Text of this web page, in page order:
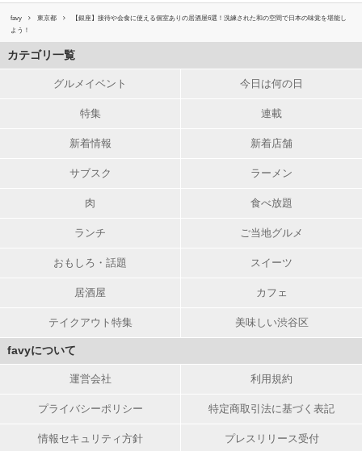
favy 東京都
【銀座】接待や会食に使える個室ありの居酒屋6選！洗練された和の空間で日本の味覚を堪能し
よう！
カテゴリ一覧
グルメイベント 今日は何の日
特集 連載
新着情報 新着店舗
サブスク ラーメン
肉 食べ放題
ランチ ご当地グルメ
おもしろ・話題 スイーツ
居酒屋 カフェ
テイクアウト特集 美味しい渋谷区
favyについて
運営会社 利用規約
プライバシーポリシー 特定商取引法に基づく表記
情報セキュリティ方針 プレスリリース受付